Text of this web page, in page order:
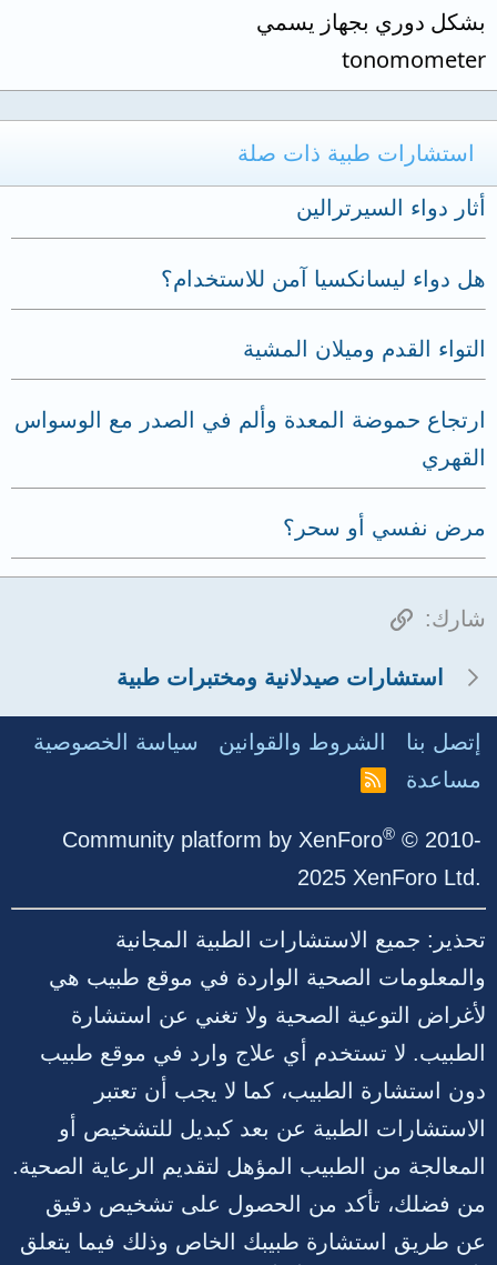
بشكل دوري بجهاز يسمي
tonomometer
استشارات طبية ذات صلة
أثار دواء السيرترالين
هل دواء ليسانكسيا آمن للاستخدام؟
التواء القدم وميلان المشية
ارتجاع حموضة المعدة وألم في الصدر مع الوسواس
القهري
مرض نفسي أو سحر؟
شارك: الرابط
استشارات صيدلانية ومختبرات طبية
إتصل بنا الشروط والقوانين
سياسة الخصوصية
مساعدة
R
Community platform by XenForo® © 2010-
2025 XenForo Ltd.
تحذير: جميع الاستشارات الطبية المجانية
والمعلومات الصحية الواردة في موقع طبيب هي
لأغراض التوعية الصحية ولا تغني عن استشارة
الطبيب. لا تستخدم أي علاج وارد في موقع طبيب
دون استشارة الطبيب، كما لا يجب أن تعتبر
الاستشارات الطبية عن بعد كبديل للتشخيص أو
المعالجة من الطبيب المؤهل لتقديم الرعاية الصحية.
من فضلك، تأكد من الحصول على تشخيص دقيق
عن طريق استشارة طبيبك الخاص وذلك فيما يتعلق